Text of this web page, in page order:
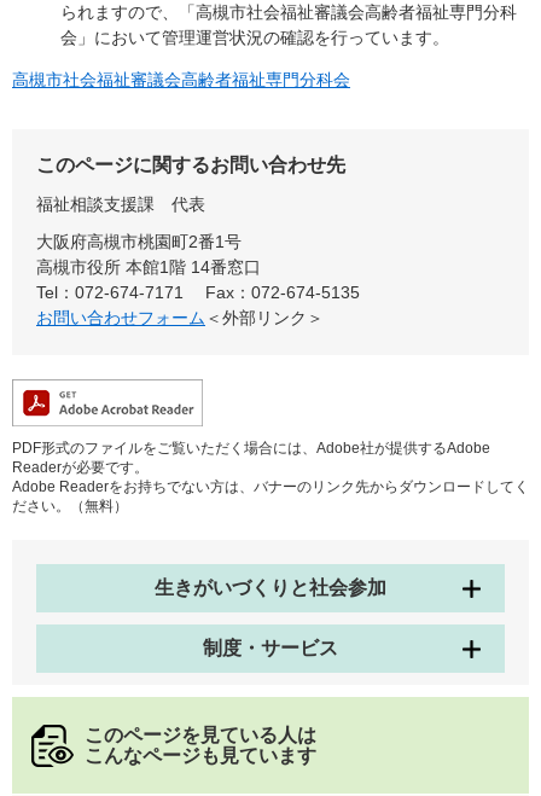
られますので、「高槻市社会福祉審議会高齢者福祉専門分科
会」において管理運営状況の確認を行っています。
高槻市社会福祉審議会高齢者福祉専門分科会
このページに関するお問い合わせ先
福祉相談支援課
代表
大阪府高槻市桃園町2番1号
高槻市役所 本館1階 14番窓口
Tel：072-674-7171
Fax：072-674-5135
お問い合わせフォーム ＜外部リンク＞
PDF形式のファイルをご覧いただく場合には、Adobe社が提供するAdobe
Readerが必要です。
Adobe Readerをお持ちでない方は、バナーのリンク先からダウンロードしてく
ださい。（無料）
生きがいづくりと社会参加
制度・サービス
このページを見ている人は
こんなページも見ています